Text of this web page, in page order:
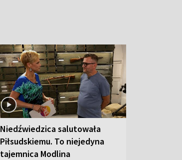
Niedźwiedzica salutowała
Piłsudskiemu. To niejedyna
tajemnica Modlina